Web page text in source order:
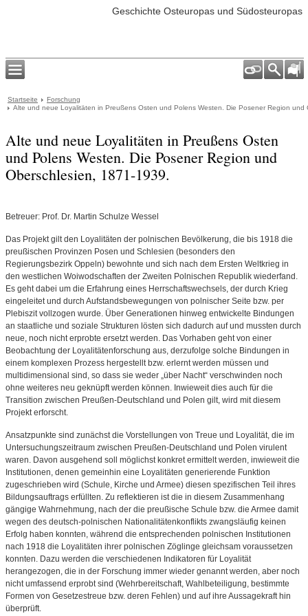
Geschichte Osteuropas und Südosteuropas
Startseite
Forschung
Alte und neue Loyalitäten in Preußens Osten und Polens Westen. Die Posener Region und
Alte und neue Loyalitäten in Preußens Osten
und Polens Westen. Die Posener Region und
Oberschlesien, 1871-1939.
Betreuer: Prof. Dr. Martin Schulze Wessel
Das Projekt gilt den Loyalitäten der polnischen Bevölkerung, die bis 1918 die
preußischen Provinzen Posen und Schlesien (besonders den
Regierungsbezirk Oppeln) bewohnte und sich nach dem Ersten Weltkrieg in
den westlichen Woiwodschaften der Zweiten Polnischen Republik wiederfand.
Es geht dabei um die Erfahrung eines Herrschaftswechsels, der durch Krieg
eingeleitet und durch Aufstandsbewegungen von polnischer Seite bzw. per
Plebiszit vollzogen wurde. Über Generationen hinweg entwickelte Bindungen
an staatliche und soziale Strukturen lösten sich dadurch auf und mussten durch
neue, noch nicht erprobte ersetzt werden. Das Vorhaben geht von einer
Beobachtung der Loyalitätenforschung aus, derzufolge solche Bindungen in
einem komplexen Prozess hergestellt bzw. erlernt werden müssen und
multidimensional sind, so dass sie weder „über Nacht“ verschwinden noch
ohne weiteres neu geknüpft werden können. Inwieweit dies auch für die
Transition zwischen Preußen-Deutschland und Polen gilt, wird mit diesem
Projekt erforscht.
Ansatzpunkte sind zunächst die Vorstellungen von Treue und Loyalität, die im
Untersuchungszeitraum zwischen Preußen-Deutschland und Polen virulent
waren. Davon ausgehend soll möglichst konkret ermittelt werden, inwieweit die
Institutionen, denen gemeinhin eine Loyalitäten generierende Funktion
zugeschrieben wird (Schule, Kirche und Armee) diesen spezifischen Teil ihres
Bildungsauftrags erfüllten. Zu reflektieren ist die in diesem Zusammenhang
gängige Wahrnehmung, nach der die preußische Schule bzw. die Armee damit
wegen des deutsch-polnischen Nationalitätenkonflikts zwangsläufig keinen
Erfolg haben konnten, während die entsprechenden polnischen Institutionen
nach 1918 die Loyalitäten ihrer polnischen Zöglinge gleichsam voraussetzen
konnten. Dazu werden die verschiedenen Indikatoren für Loyalität
herangezogen, die in der Forschung immer wieder genannt werden, aber noch
nicht umfassend erprobt sind (Wehrbereitschaft, Wahlbeteiligung, bestimmte
Formen von Gesetzestreue bzw. deren Fehlen) und auf ihre Aussagekraft hin
überprüft.